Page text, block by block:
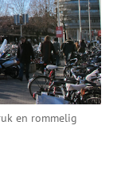
en rommelig